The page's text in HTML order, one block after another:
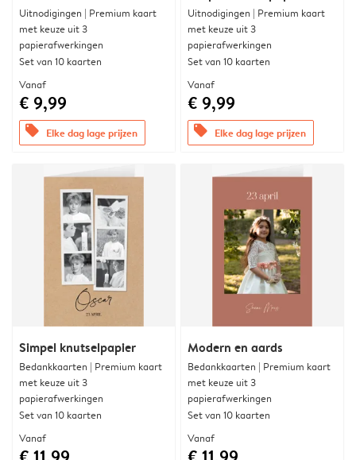
Uitnodigingen | Premium kaart
met keuze uit 3
papierafwerkingen
Set van 10 kaarten
Vanaf
€ 9,99
offers Elke dag lage prijzen
Uitnodigingen | Premium kaart
met keuze uit 3
papierafwerkingen
Set van 10 kaarten
Vanaf
€ 9,99
offers Elke dag lage prijzen
Simpel knutselpapier
Bedankkaarten | Premium kaart
met keuze uit 3
papierafwerkingen
Set van 10 kaarten
Vanaf
Modern en aards
Bedankkaarten | Premium kaart
met keuze uit 3
papierafwerkingen
Set van 10 kaarten
Vanaf